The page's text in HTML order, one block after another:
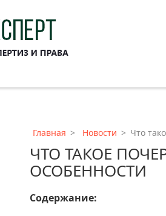
Главная Новости Что
ЧТО ТАКОЕ
ОСОБЕННОСТИ
Содержание: